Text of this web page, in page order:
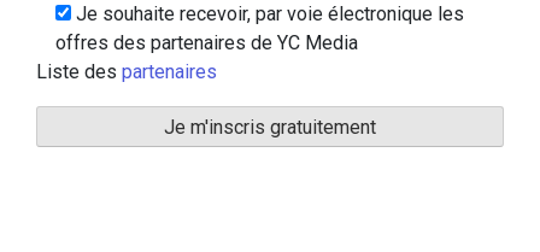
Je souhaite recevoir, par voie électronique les
offres des partenaires de YC Media
Liste des partenaires